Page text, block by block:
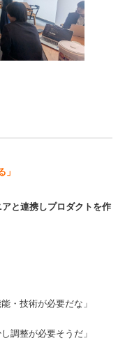
」
アと連携しプロダクトを作
・技術が必要だな」
調整が必要そうだ」